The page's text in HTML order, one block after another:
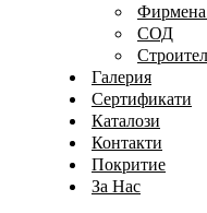
Фирмена
СОД
Галерия
Сертификати
Каталози
Контакти
Покритие
За Нас